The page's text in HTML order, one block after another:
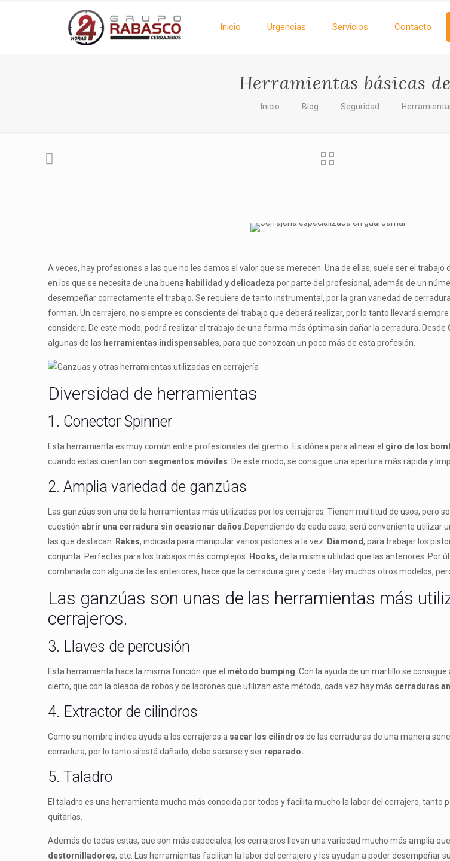
Inicio Urgencias Servicios Contacto
Herramientas básicas
Inicio Blog Seguridad
A veces, hay profesiones a las que no les damos el valor que se merecen. Una de ellas, suele ser el trabajo
en los que se necesita de una buena habilidad y delicadeza por parte del profesional, además de un
desempeñar correctamente el trabajo. Se requiere de tanto instrumental, por la gran variedad de
forman. Un cerrajero, no siempre es consciente del trabajo que deberá realizar, por lo tanto llevará
considere. De este modo, podrá realizar el trabajo de una forma más óptima sin dañar la cerradura. Desde
algunas de las herramientas indispensables, para que conozcan un poco más de esta profesión.
Diversidad de herramientas
1. Conector Spinner
Esta herramienta es muy común entre profesionales del gremio. Es idónea para alinear el giro de los
cuando estas cuentan con segmentos móviles . De este modo, se consigue una apertura más rápida y
2. Amplia variedad de ganzúas
Las ganzúas son una de la herramientas más utilizadas por los cerrajeros. Tienen multitud de usos, pero
cuestión abrir una cerradura sin ocasionar daños.Dependiendo de cada caso, será conveniente utilizar
las que destacan: Rakes, indicada para manipular varios pistones a la vez. Diamond, para trabajar los
conjunta. Perfectas para los trabajos más complejos.
Hooks, de la misma utilidad que las anteriores. Por
combinada con alguna de las anteriores, hace que la cerradura gire y ceda. Hay muchos otros modelos,
Las ganzúas son unas de las herramientas más
cerrajeros.
3. Llaves de percusión
Esta herramienta hace la misma función que el método bumping . Con la ayuda de un martillo se
cierto, que con la oleada de robos y de ladrones que utilizan este método, cada vez hay más cerraduras
4. Extractor de cilindros
Como su nombre indica ayuda a los cerrajeros a sacar los cilindros de las cerraduras de una manera
cerradura, por lo tanto si está dañado, debe sacarse y serreparado.
5. Taladro
El taladro es una herramienta mucho más conocida por todos y facilita mucho la labor del cerrajero, tanto
quitarlas.
Además de todas estas, que son más especiales, los cerrajeros llevan una variedad mucho más amplia
destornilladores, etc. Las herramientas facilitan la labor del cerrajero y les ayudan a poder desempeñar